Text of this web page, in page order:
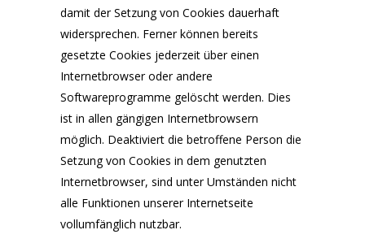
damit der Setzung von Cookies dauerhaft
widersprechen. Ferner können bereits
gesetzte Cookies jederzeit über einen
Internetbrowser oder andere
Softwareprogramme gelöscht werden. Dies
ist in allen gängigen Internetbrowsern
möglich. Deaktiviert die betroffene Person die
Setzung von Cookies in dem genutzten
Internetbrowser, sind unter Umständen nicht
alle Funktionen unserer Internetseite
vollumfänglich nutzbar.